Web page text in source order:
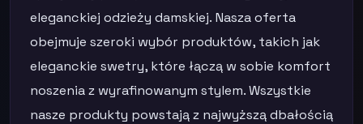
eleganckiej odzieży damskiej. Nasza oferta
obejmuje szeroki wybór produktów, takich jak
eleganckie swetry, które łączą w sobie komfort
noszenia z wyrafinowanym stylem. Wszystkie
nasze produkty powstają z najwyższą dbałością